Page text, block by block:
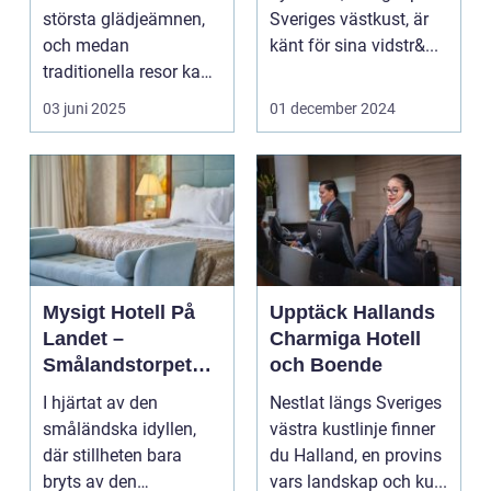
största glädjeämnen,
och medan
traditionella resor kan
bju...
03 juni 2025
Upplevelse
Sveriges västkust, är
känt för sina vidstr&...
01 december 2024
Mysigt Hotell På
Landet –
Smålandstorpets
Enchanted Retreat
I hjärtat av den
småländska idyllen,
där stillheten bara
bryts av den
Upptäck Hallands
Charmiga Hotell
och Boende
Nestlat längs Sveriges
västra kustlinje finner
du Halland, en provins
vars landskap och ku...